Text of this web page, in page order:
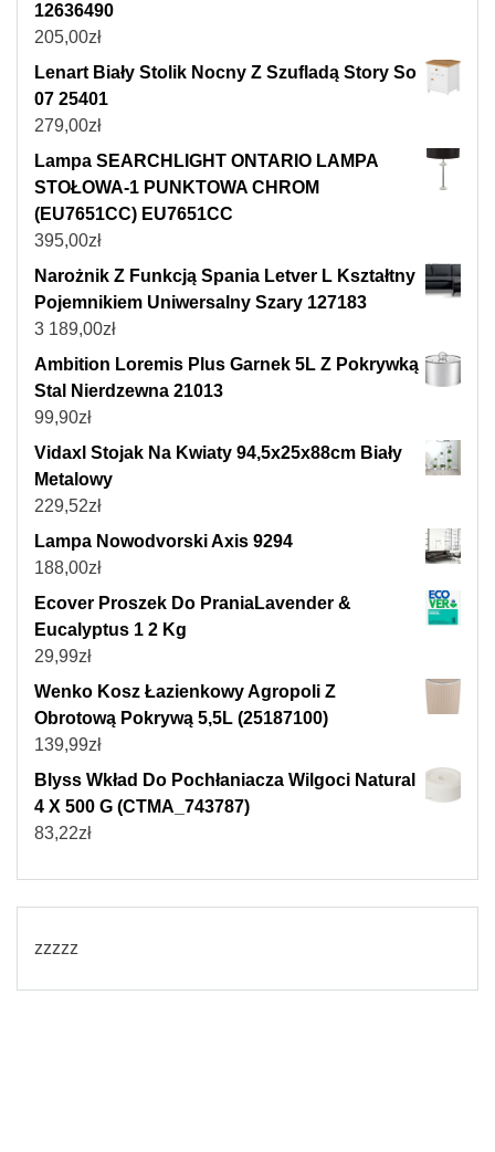
12636490
205,00zł
Lenart Biały Stolik Nocny Z Szufladą Story So
07 25401
279,00zł
Lampa SEARCHLIGHT ONTARIO LAMPA
STOŁOWA-1 PUNKTOWA CHROM
(EU7651CC) EU7651CC
395,00zł
Narożnik Z Funkcją Spania Letver L Kształtny
Pojemnikiem Uniwersalny Szary 127183
3 189,00zł
Ambition Loremis Plus Garnek 5L Z Pokrywką
Stal Nierdzewna 21013
99,90zł
Vidaxl Stojak Na Kwiaty 94,5x25x88cm Biały
Metalowy
229,52zł
Lampa Nowodvorski Axis 9294
188,00zł
Ecover Proszek Do PraniaLavender &
Eucalyptus 1 2 Kg
29,99zł
Wenko Kosz Łazienkowy Agropoli Z
Obrotową Pokrywą 5,5L (25187100)
139,99zł
Blyss Wkład Do Pochłaniacza Wilgoci Natural
4 X 500 G (CTMA_743787)
83,22zł
zzzzz